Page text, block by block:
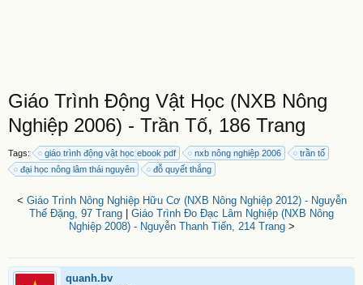
Giáo Trình Động Vật Học (NXB Nông
Nghiệp 2006) - Trần Tố, 186 Trang
Tags: giáo trình động vật học ebook pdf nxb nông nghiệp 2006
trần tố
đại học nông lâm thái nguyên
đỗ quyết thắng
< Giáo Trình Nông Nghiệp Hữu Cơ (NXB Nông Nghiệp 2012) - Nguyễn
Thế Đặng, 97 Trang
Giáo Trình Đo Đạc Lâm Nghiệp (NXB Nông
Nghiệp 2008) - Nguyễn Thanh Tiến, 214 Trang>
quanh.bv